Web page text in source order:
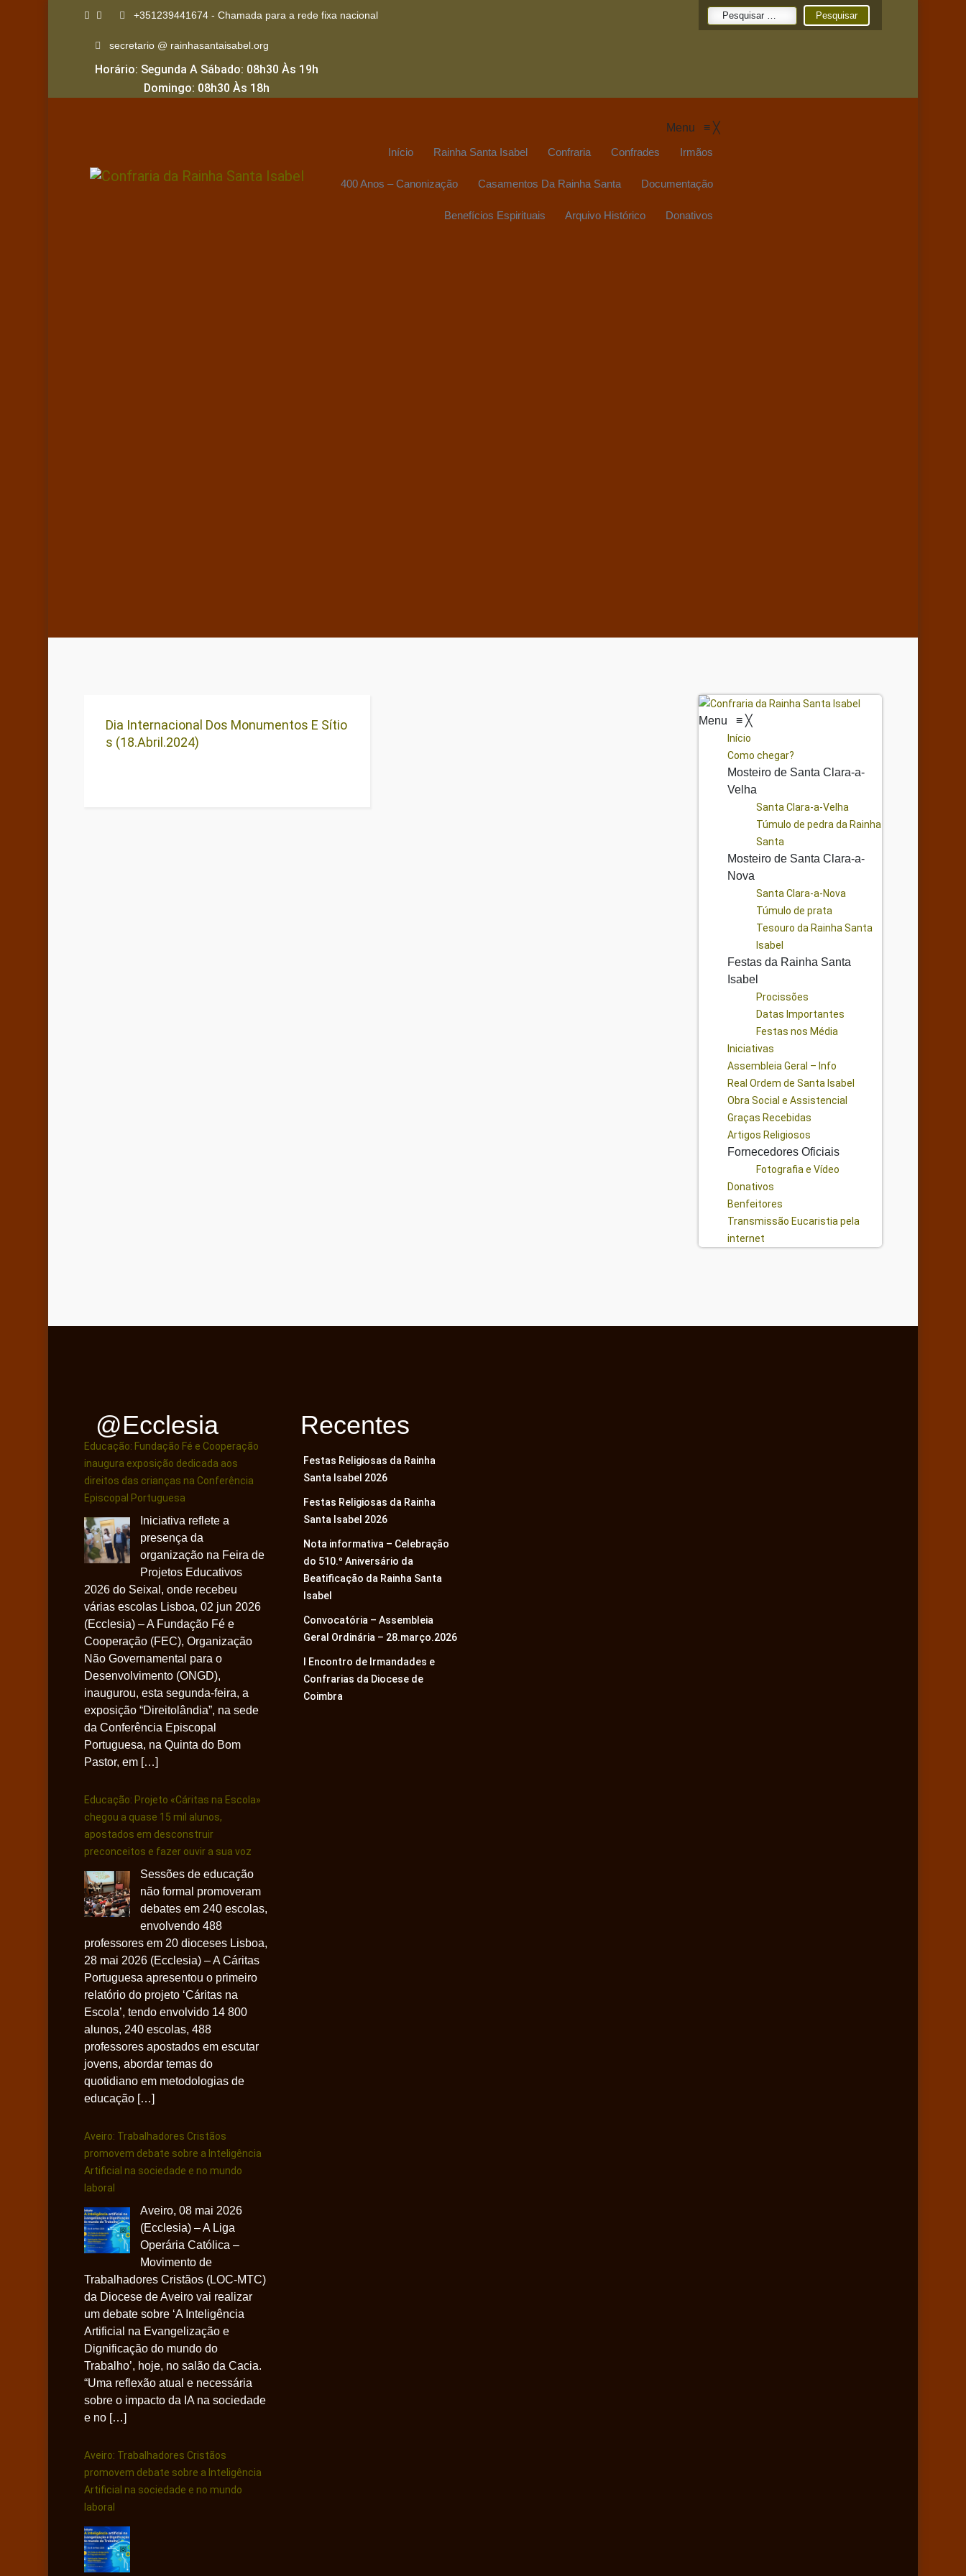
+351239441674 - Chamada para a rede fixa nacional
secretario @ rainhasantaisabel.org
Horário: Segunda A Sábado: 08h30 Às 19h
Domingo: 08h30 Às 18h
Pesquisar
Menu ≡ ╳
Início
Rainha Santa Isabel Confraria Confrades Irmãos
400 Anos – Canonização Casamentos Da Rainha Santa Documentação
Benefícios Espirituais Arquivo Histórico Donativos
Dia Internacional Dos Monumentos E Sítio
S (18.Abril.2024)
Menu ≡ ╳
Início
Como chegar?
Mosteiro de Santa Clara-a-
Velha
Santa Clara-a-Velha
Túmulo de pedra da Rainha
Santa
Mosteiro de Santa Clara-a-
Nova
Santa Clara-a-Nova
Túmulo de prata
Tesouro da Rainha Santa
Isabel
Festas da Rainha Santa
Isabel
Procissões
Datas Importantes
Festas nos Média
Iniciativas
Assembleia Geral – Info
Real Ordem de Santa Isabel
Obra Social e Assistencial
Graças Recebidas
Artigos Religiosos
Fornecedores Oficiais
Fotografia e Vídeo
Donativos
Benfeitores
Transmissão Eucaristia pela
internet
@ecclesia
Educação: Fundação Fé e Cooperação
inaugura exposição dedicada aos
direitos das crianças na Conferência
Episcopal Portuguesa
Iniciativa reflete a
presença da
organização na Feira de
Projetos Educativos
2026 do Seixal, onde recebeu
várias escolas Lisboa, 02 jun 2026
(Ecclesia) – A Fundação Fé e
Cooperação (FEC), Organização
Não Governamental para o
Desenvolvimento (ONGD),
inaugurou, esta segunda-feira, a
exposição “Direitolândia”, na sede
da Conferência Episcopal
Portuguesa, na Quinta do Bom
Pastor, em […]
Educação: Projeto «Cáritas na Escola»
chegou a quase 15 mil alunos,
apostados em desconstruir
preconceitos e fazer ouvir a sua voz
Sessões de educação
não formal promoveram
debates em 240 escolas,
envolvendo 488
professores em 20 dioceses Lisboa,
28 mai 2026 (Ecclesia) – A Cáritas
Portuguesa apresentou o primeiro
relatório do projeto ‘Cáritas na
Escola’, tendo envolvido 14 800
alunos, 240 escolas, 488
professores apostados em escutar
jovens, abordar temas do
quotidiano em metodologias de
educação […]
Aveiro: Trabalhadores Cristãos
promovem debate sobre a Inteligência
Artificial na sociedade e no mundo
laboral
Aveiro, 08 mai 2026
(Ecclesia) – A Liga
Operária Católica –
Movimento de
Trabalhadores Cristãos (LOC-MTC)
da Diocese de Aveiro vai realizar
um debate sobre ‘A Inteligência
Artificial na Evangelização e
Dignificação do mundo do
Trabalho’, hoje, no salão da Cacia.
“Uma reflexão atual e necessária
sobre o impacto da IA na sociedade
e no […]
Aveiro: Trabalhadores Cristãos
promovem debate sobre a Inteligência
Artificial na sociedade e no mundo
laboral
Recentes
Festas Religiosas da Rainha
Santa Isabel 2026
Festas Religiosas da Rainha
Santa Isabel 2026
Nota informativa – Celebração
do 510.º Aniversário da
Beatificação da Rainha Santa
Isabel
Convocatória – Assembleia
Geral Ordinária – 28.março.2026
I Encontro de Irmandades e
Confrarias da Diocese de
Coimbra